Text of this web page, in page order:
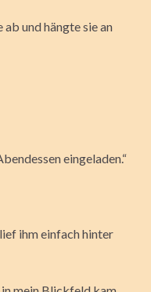
und hängte sie an
eingeladen.“
ihm einfach hinter